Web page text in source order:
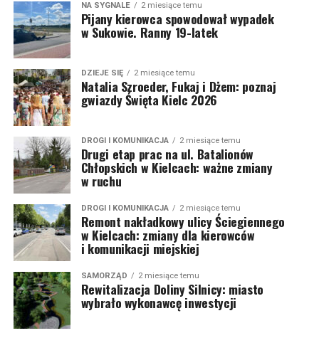
NA SYGNALE 2 miesiące temu
Pijany kierowca spowodował wypadek
w Sukowie. Ranny 19-latek
DZIEJE SIĘ 2 miesiące temu
Natalia Szroeder, Fukaj i Dżem: poznaj
gwiazdy Święta Kielc 2026
DROGI I KOMUNIKACJA 2 miesiące temu
Drugi etap prac na ul. Batalionów
Chłopskich w Kielcach: ważne zmiany
w ruchu
DROGI I KOMUNIKACJA 2 miesiące temu
Remont nakładkowy ulicy Ściegiennego
w Kielcach: zmiany dla kierowców
i komunikacji miejskiej
SAMORZĄD 2 miesiące temu
Rewitalizacja Doliny Silnicy: miasto
wybrało wykonawcę inwestycji